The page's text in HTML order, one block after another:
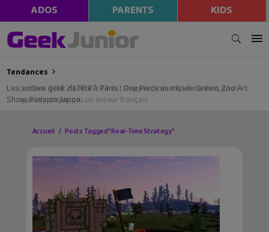
ADOS PARENTS KIDS
Tendances
Les sorties geek de l’été à Paris : One Piece au musée Grévin, Zoo Art
Show, Passion Japon…
Accueil Posts Tagged "Real-Time Strategy"